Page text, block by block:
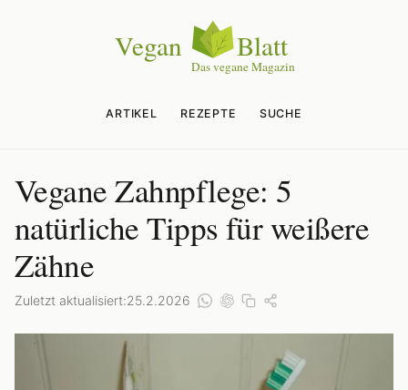
ARTIKEL REZEPTE SUCHE
Vegane Zahnpflege: 5
natürliche Tipps für weißere
Zähne
Zuletzt aktualisiert:25.2.2026